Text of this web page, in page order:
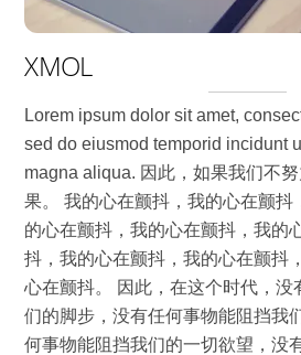
XMOL
Lorem ipsum dolor sit amet,
sed do eiusmod temporid incidunt
magna aliqua. 因此，如果我们不
果。 我的心在颤抖，我的心在颤抖
的心在颤抖，我的心在颤抖，我的
抖，我的心在颤抖，我的心在颤抖
心在颤抖。 因此，在这个时代，没
们的脚步，没有任何事物能阻挡我
何事物能阻挡我们的一切欲望，没